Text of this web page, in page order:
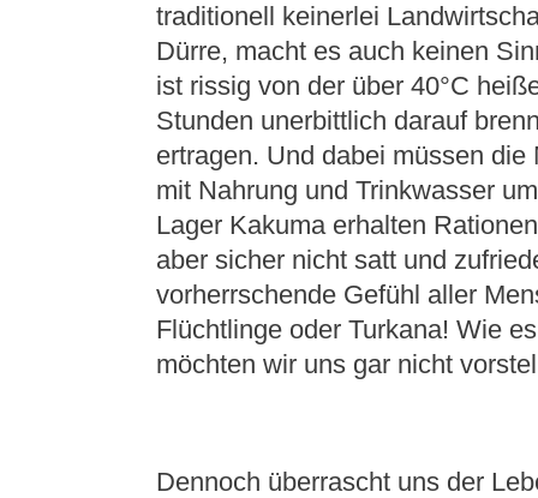
traditionell keinerlei
Dürre, macht es auch keinen
ist rissig von der über 40°C
Stunden unerbittlich darauf
ertragen. Und dabei müssen
mit Nahrung und Trinkwasser
Lager Kakuma erhalten
aber sicher nicht satt und
vorherrschende Gefühl aller
Flüchtlinge oder Turkana! Wie
möchten wir uns gar nicht
Dennoch überrascht uns der